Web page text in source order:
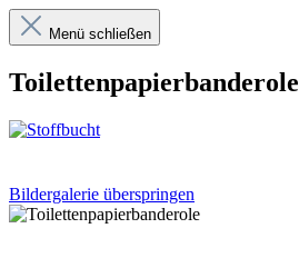
Menü schließen
Toilettenpapierbanderole
Bildergalerie überspringen